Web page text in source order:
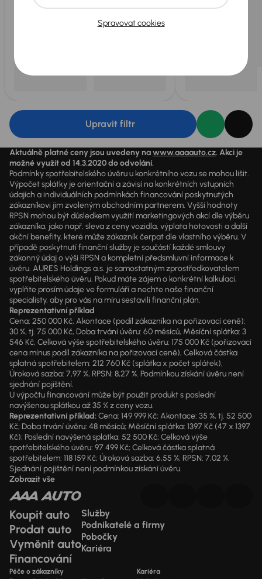
Upravit filtr
Aktuálně platné ceny jsou uvedeny nawww.aaaauto.cz. Akci je
možné využít od 14.3.2020 do odvolání.
Podmínky spotřebitelského úvěru u konkrétního vozu se mohou lišit.
Výpočet splátky je orientační a závisí na konkrétních vstupních
údajích a individuálních podmínkách financování poskytnutých
zákazníkovi jim zvoleným obchodním partnerem. Vyšší hodnoty
RPSN mohou být důsledkem využití marketingových akcí dle výběru
zákazníka, jako např. sleva z ceny vozidla, výplata hotovosti a další
akční benefity, které může zákazník čerpat dle vlastního výběru. V
případě poskytnutí finanční služby je součástí každé smlouvy
zákonný údaj o výši RPSN a kompletní předsmluvní informace k
úvěru. AURES Holdings a.s. je samostatným zprostředkovatelem
spotřebitelského úvěru. Pokud máte zájem o konkrétní kalkulaci,
vyplňte prosím údaje ve formuláři a nechte naše finanční
specialisty, aby pro vás na míru sestavili finanční plán.
Reprezentativní příklad
Cena: 250 000 Kč, Akontace (podíl zákazníka na pořizovací ceně):
30 %, tj. 75 000 Kč, Doba trvání úvěru: 60 měsíců, Měsíční splátka: 3
546 Kč, Celková výše spotřebitelského úvěru: 175 000 Kč (pořizovací
cena mínus podíl zákazníka na pořizovací ceně), Celková částka
splatná spotřebitelem: 212 760 Kč (splátka x počet splátek),
Úroková sazba: 7,97 %, RPSN: 8,27 %. Podmínkou získání úvěru není
sjednání pojištění.
U výpočtu financování může být použit produkt s poslední
navýšenou splátkou až 35 % z ceny vozu.
Reprezentativní příklad:Cena: 149 999 Kč; Akontace: 35 %, tj. 52 500
Kč; Doba trvání úvěru: 48 měsíců; Měsíční splátka: 1397 Kč (47 x 1397
Kč); Poslední navýšená splátka: 52 500 Kč; Celková výše
spotřebitelského úvěru: 97 499 Kč; Celková částka splatná
spotřebitelem: 118 159 Kč; Úroková sazba: 6,55 %; RPSN: 7,02 %.
Sjednání pojištění není podmínkou získání úvěru.
Zobrazit vše
Koupit auto
Prodat auto
Vyměnit auto
Financování
Služby
Podnikatelé a firmy
Pobočky
Kariéra
Péče o zákazníky Kariéra
Spravovat cookies